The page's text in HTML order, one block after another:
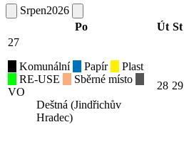
Srpen2026
Po
Út St
27
Komunální
Papír
Plast
RE-USE
Sběrné místo
VO
Deštná (Jindřichův
Hradec)
28 29